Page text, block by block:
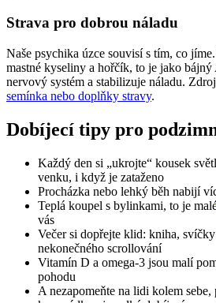
Strava pro dobrou náladu
Naše psychika úzce souvisí s tím, co
mastné kyseliny a hořčík, to je jako bájný
nervový systém a stabilizuje náladu.
semínka nebo doplňky stravy.
Dobíjecí tipy pro
Každý den si „ukrojte“ kousek
venku, i když je zataženo
Procházka nebo lehký běh nabijí
Teplá koupel s bylinkami, to je
vás
Večer si dopřejte klid: kniha,
nekonečného scrollování
Vitamín D a omega-3 jsou malí
pohodu
A nezapomeňte na lidi kolem